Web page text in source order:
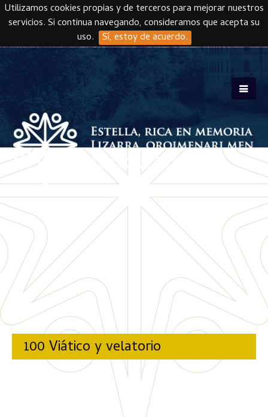
Utilizamos cookies propias y de terceros para mejorar nuestros
servicios. Si continua navegando, consideramos que acepta su
uso. Sí, estoy de acuerdo.
Skip to main content
100 Viático y velatorio